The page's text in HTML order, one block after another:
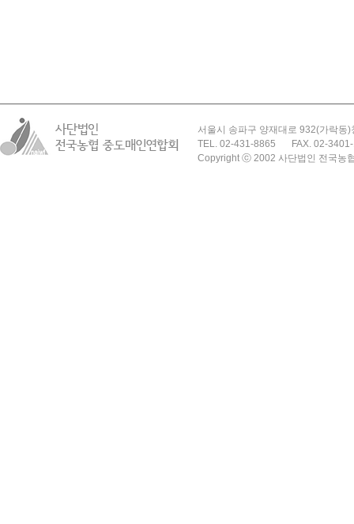
서울시 송파구 양재대로 932(가락동
TEL. 02-431-8865
FAX. 02-
Copyright ⓒ 2002 사단법인 전국농